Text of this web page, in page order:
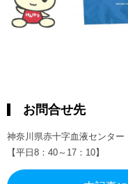
お問合せ先
神奈川県赤十字血液センタ
【平日8：40～17：10】